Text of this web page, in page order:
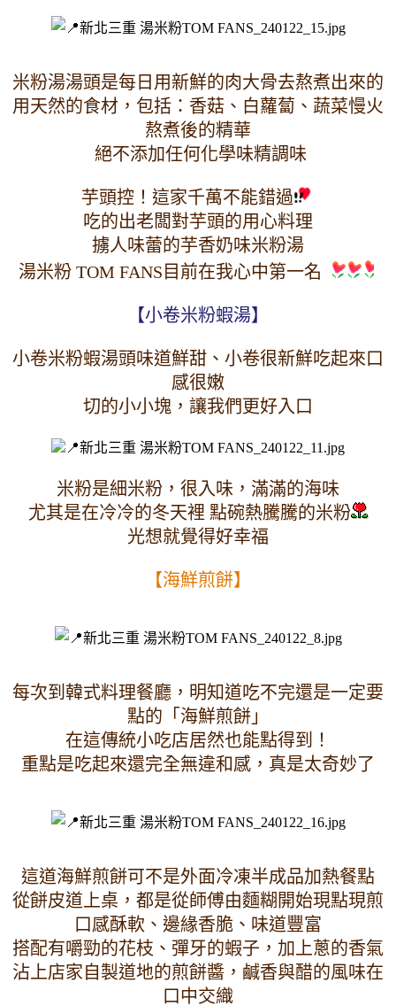
米粉湯湯頭是每日用新鮮的肉大骨去熬煮出來的
用天然的食材，包括：香菇 、 白蘿蔔 、 蔬菜慢火
熬煮後的精華
絕不添加任何化學味精調味
芋頭控！這家千萬不能錯過
吃的出老闆對芋頭的用心料理
擄人味蕾的芋香奶味米粉湯
湯米粉 TOM FANS目前在我心中第一名
【小卷米粉蝦湯】
小卷米粉蝦湯頭味道鮮甜、小卷很新鮮吃起來口
感很嫩
切的小小塊，讓我們更好入口
米粉是細米粉，很入味，滿滿的海味
尤其是在冷冷的冬天裡 點碗熱騰騰的米粉
光想就覺得好幸福
【海鮮煎餅】
每次到韓式料理餐廳，明知道吃不完還是一定要
點的「海鮮煎餅」
在這傳統小吃店居然也能點得到！
重點是吃起來還完全無違和感，真是太奇妙了
這道海鮮煎餅可不是外面冷凍半成品加熱餐點
從餅皮道上桌，都是從師傅由麵糊開始現點現煎
口感酥軟、邊緣香脆、味道豐富
搭配有嚼勁的花枝、彈牙的蝦子，加上蔥的香氣
沾上店家自製道地的煎餅醬，鹹香與醋的風味在
口中交織